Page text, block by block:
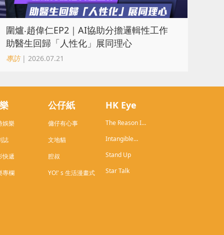
圍爐‧趙偉仁EP2｜AI協助分擔邏輯性工作
助醫生回歸「人性化」展同理心
專訪| 2026.07.21
娛樂
誌
快遞
專欄
公仔紙
傭仔有心事
文地貓
腔叔
YO!' s 生活漫畫式
HK Eye
The Reason I
Intangible
Heritage of
Stand Up
Star Talk